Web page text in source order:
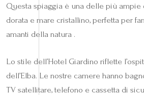
Questa spiaggia è una delle più ampie
dorata e mare cristallino, perfetta per
amanti della natura .
Lo stile dell’Hotel Giardino riflette
dell’Elba. Le nostre camere hanno
TV satellitare, telefono e cassetta di